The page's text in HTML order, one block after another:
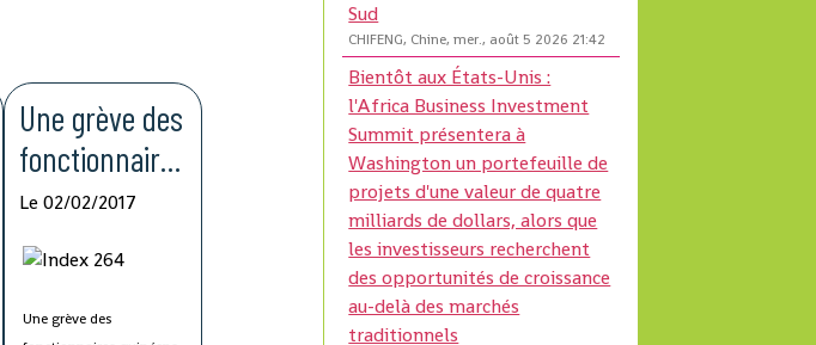
Une grève des
fonctionnaires
paralyse
l'administratio
n guinéenne
Le 02/02/2017
Une grève des
Sud
CHIFENG, Chine, mer., août 5 2026 21:42
Bientôt aux États-Unis :
l'Africa Business Investment
Summit présentera à
Washington un portefeuille de
projets d'une valeur de quatre
milliards de dollars, alors que
les investisseurs recherchent
des opportunités de croissance
au-delà des marchés
traditionnels